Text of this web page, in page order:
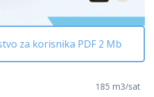
za korisnika PDF 2 Mb
185 m3/sat